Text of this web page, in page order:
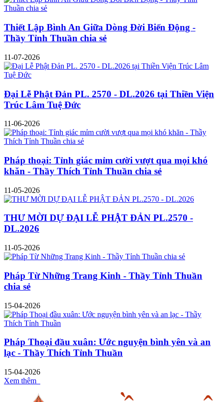
Thiết Lập Bình An Giữa Dòng Đời Biến Động -
Thầy Tỉnh Thuần chia sẻ
11-07-2026
Đại Lễ Phật Đản PL. 2570 - DL.2026 tại Thiền Viện
Trúc Lâm Tuệ Đức
11-06-2026
Pháp thoại: Tỉnh giác mỉm cười vượt qua mọi khó
khăn - Thầy Thích Tỉnh Thuần chia sẻ
11-05-2026
THƯ MỜI DỰ ĐẠI LỄ PHẬT ĐẢN PL.2570 -
DL.2026
11-05-2026
Pháp Từ Những Trang Kinh - Thầy Tỉnh Thuần
chia sẻ
15-04-2026
Pháp Thoại đầu xuân: Ước nguyện bình yên và an
lạc - Thầy Thích Tỉnh Thuần
15-04-2026
Xem thêm